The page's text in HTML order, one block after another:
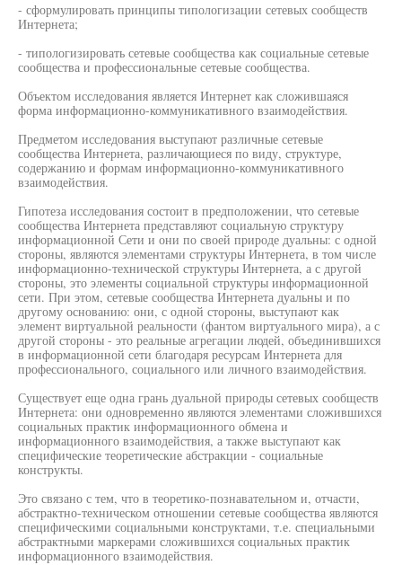
- сформулировать принципы типологизации сетевых сообществ
Интернета;
- типологизировать сетевые сообщества как социальные сетевые
сообщества и профессиональные сетевые сообщества.
Объектом исследования является Интернет как сложившаяся
форма информационно-коммуникативного взаимодействия.
Предметом исследования выступают различные сетевые
сообщества Интернета, различающиеся по виду, структуре,
содержанию и формам информационно-коммуникативного
взаимодействия.
Гипотеза исследования состоит в предположении, что сетевые
сообщества Интернета представляют социальную структуру
информационной Сети и они по своей природе дуальны: с одной
стороны, являются элементами структуры Интернета, в том числе
информационно-технической структуры Интернета, а с другой
стороны, это элементы социальной структуры информационной
сети. При этом, сетевые сообщества Интернета дуальны и по
другому основанию: они, с одной стороны, выступают как
элемент виртуальной реальности (фантом виртуального мира), а с
другой стороны - это реальные агрегации людей, объединившихся
в информационной сети благодаря ресурсам Интернета для
профессионального, социального или личного взаимодействия.
Существует еще одна грань дуальной природы сетевых сообществ
Интернета: они одновременно являются элементами сложившихся
социальных практик информационного обмена и
информационного взаимодействия, а также выступают как
специфические теоретические абстракции - социальные
конструкты.
Это связано с тем, что в теоретико-познавательном и, отчасти,
абстрактно-техническом отношении сетевые сообщества являются
специфическими социальными конструктами, т.е. специальными
абстрактными маркерами сложившихся социальных практик
информационного взаимодействия.